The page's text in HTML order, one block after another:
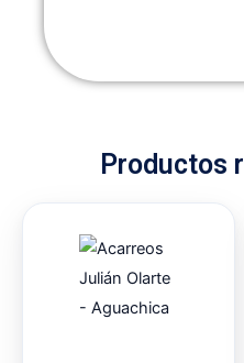
Productos